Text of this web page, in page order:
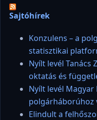
Sajtóhírek
Konzulens – a
statisztikai
Nyílt levél Tanács
oktatás és
Nyílt levél Magyar
polgárháborúhoz
Elindult a